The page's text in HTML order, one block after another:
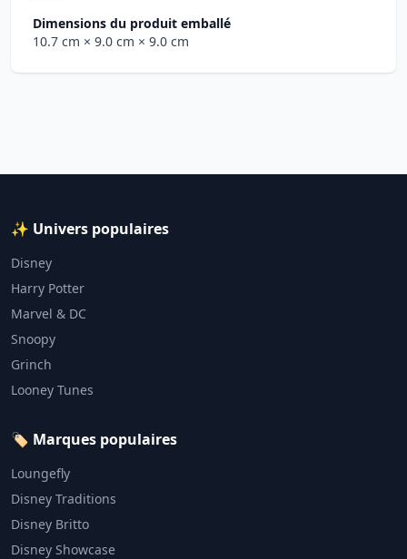
Dimensions du produit emballé
10.7 cm × 9.0 cm × 9.0 cm
✨ Univers populaires
Disney
Harry Potter
Marvel & DC
Snoopy
Grinch
Looney Tunes
🏷️ Marques populaires
Loungefly
Disney Traditions
Disney Britto
Disney Showcase